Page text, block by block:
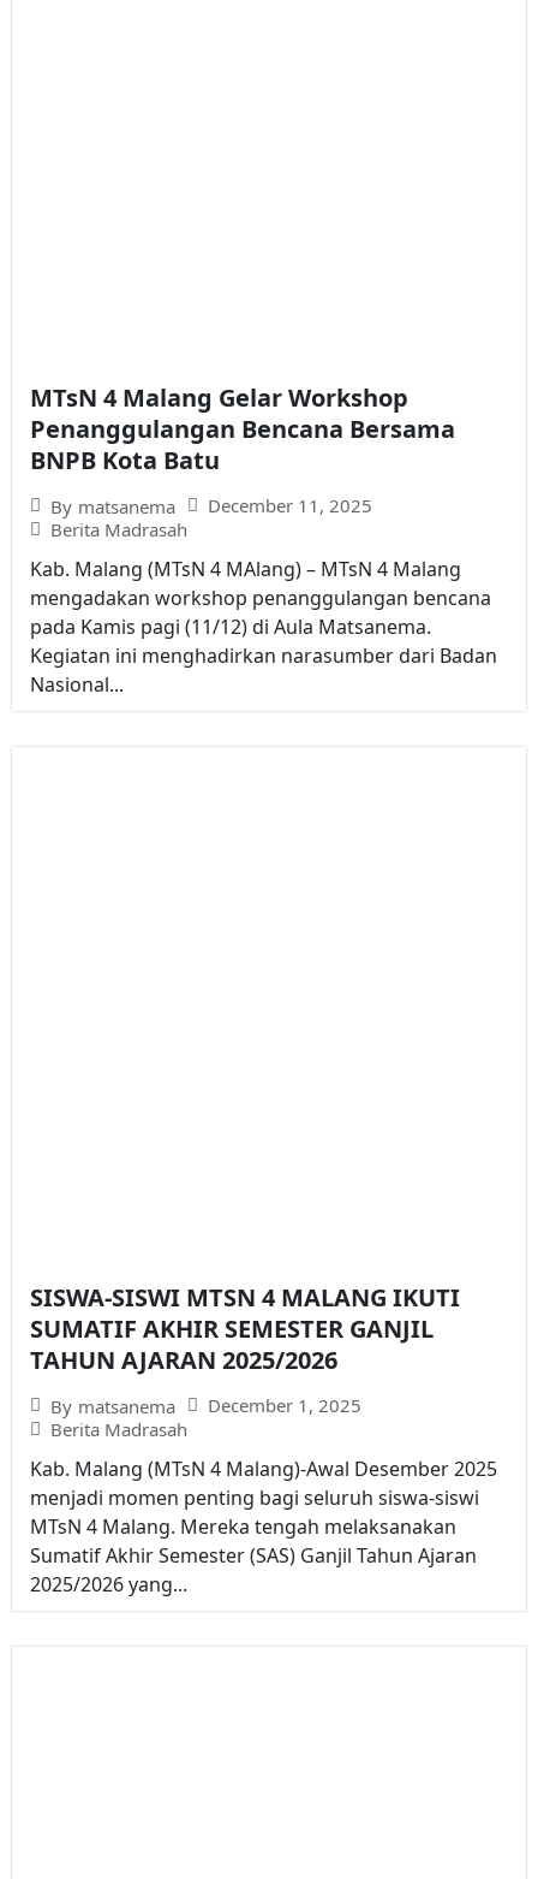
MTsN 4 Malang Gelar Workshop
Penanggulangan Bencana Bersama
BNPB Kota Batu
By matsanema
December 11, 2025
Berita Madrasah
Kab. Malang (MTsN 4 MAlang) – MTsN 4 Malang
mengadakan workshop penanggulangan bencana
pada Kamis pagi (11/12) di Aula Matsanema.
Kegiatan ini menghadirkan narasumber dari Badan
Nasional...
SISWA-SISWI MTSN 4 MALANG IKUTI
SUMATIF AKHIR SEMESTER GANJIL
TAHUN AJARAN 2025/2026
By matsanema
December 1, 2025
Berita Madrasah
Kab. Malang (MTsN 4 Malang)-Awal Desember 2025
menjadi momen penting bagi seluruh siswa-siswi
MTsN 4 Malang. Mereka tengah melaksanakan
Sumatif Akhir Semester (SAS) Ganjil Tahun Ajaran
2025/2026 yang...